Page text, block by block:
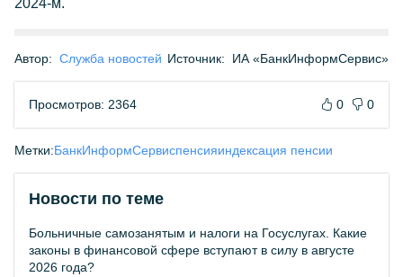
2024-м.
Автор: Служба новостей Источник: ИА «БанкИнформСервис»
Просмотров: 2364 0 0
Метки:БанкИнформСервиспенсияиндексация пенсии
Новости по теме
Больничные самозанятым и налоги на Госуслугах. Какие
законы в финансовой сфере вступают в силу в августе
2026 года?